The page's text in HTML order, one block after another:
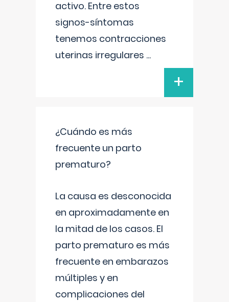
activo. Entre estos
signos-síntomas
tenemos contracciones
uterinas irregulares ...
+
¿Cuándo es más
frecuente un parto
prematuro?
La causa es desconocida
en aproximadamente en
la mitad de los casos. El
parto prematuro es más
frecuente en embarazos
múltiples y en
complicaciones del